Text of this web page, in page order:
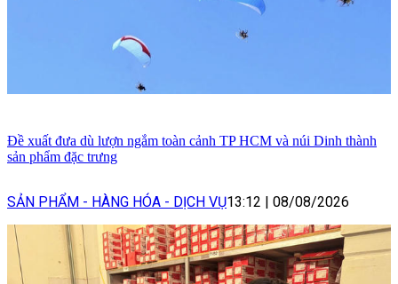
Đề xuất đưa dù lượn ngắm toàn cảnh TP HCM và núi Dinh thành
sản phẩm đặc trưng
SẢN PHẨM - HÀNG HÓA - DỊCH VỤ13:12 | 08/08/2026